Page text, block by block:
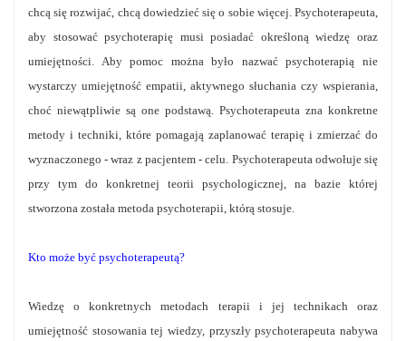
chcą się rozwijać, chcą dowiedzieć się o sobie więcej. Psychoterapeuta,
aby stosować psychoterapię musi posiadać określoną wiedzę oraz
umiejętności. Aby pomoc można było nazwać psychoterapią nie
wystarczy umiejętność empatii, aktywnego słuchania czy wspierania,
choć niewątpliwie są one podstawą. Psychoterapeuta zna konkretne
metody i techniki, które pomagają zaplanować terapię i zmierzać do
wyznaczonego - wraz z pacjentem - celu. Psychoterapeuta odwołuje się
przy tym do konkretnej teorii psychologicznej, na bazie której
stworzona została metoda psychoterapii, którą stosuje.
Kto może być psychoterapeutą?
Wiedzę o konkretnych metodach terapii i jej technikach oraz
umiejętność stosowania tej wiedzy, przyszły psychoterapeuta nabywa